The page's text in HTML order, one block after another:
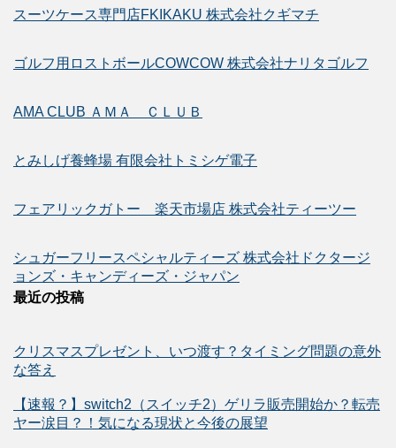
スーツケース専門店FKIKAKU 株式会社クギマチ
ゴルフ用ロストボールCOWCOW 株式会社ナリタゴルフ
AMA CLUB ＡＭＡ ＣＬＵＢ
とみしげ養蜂場 有限会社トミシゲ電子
フェアリックガトー 楽天市場店 株式会社ティーツー
シュガーフリースペシャルティーズ 株式会社ドクタージ
ョンズ・キャンディーズ・ジャパン
最近の投稿
クリスマスプレゼント、いつ渡す？タイミング問題の意外
な答え
【速報？】switch2（スイッチ2）ゲリラ販売開始か？転売
ヤー涙目？！気になる現状と今後の展望